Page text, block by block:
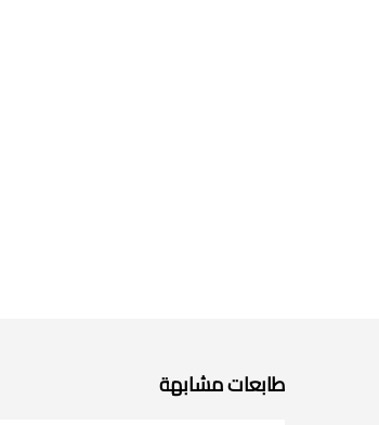
طابعات مشابهة